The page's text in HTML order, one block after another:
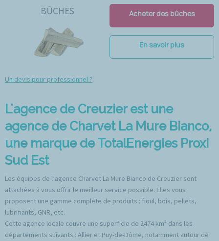
BÛCHES Acheter des bûches
En savoir plus
Un devis pour professionnel ?
L'agence de Creuzier est une
agence de Charvet La Mure Bianco,
une marque de TotalEnergies Proxi
Sud Est
Les équipes de l’agence Charvet La Mure Bianco de Creuzier sont
attachées à vous offrir le meilleur service possible. Elles vous
proposent une gamme complète de produits : fioul, bois, pellets,
lubrifiants, GNR, etc.
Cette agence locale couvre une superficie de 2474 km² dans les
départements suivants : Allier et Puy-de-Dôme, notamment autour de